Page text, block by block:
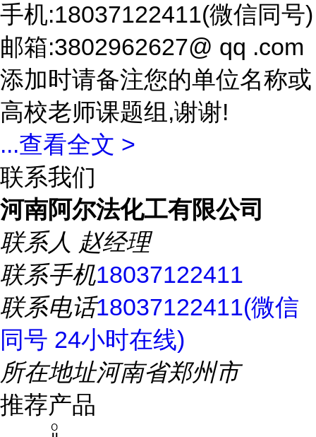
手机:18037122411(微信同号)
邮箱:3802962627@ qq .com
添加时请备注您的单位名称或
高校老师课题组,谢谢!
...查看全文 >
联系我们
河南阿尔法化工有限公司
联系人 赵经理
联系手机18037122411
联系电话18037122411(微信
同号 24小时在线)
所在地址河南省郑州市
推荐产品